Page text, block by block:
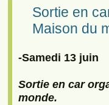
Sortie en
Maison du
-Samedi 13 juin
Sortie en car
monde.